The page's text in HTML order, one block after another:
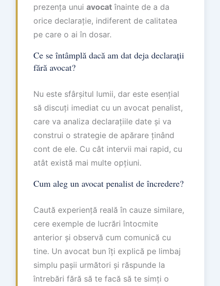
prezența unui avocat înainte de a da
orice declarație, indiferent de calitatea
pe care o ai în dosar.
Ce se întâmplă dacă am dat deja declarații
fără avocat?
Nu este sfârșitul lumii, dar este esențial
să discuți imediat cu un avocat penalist,
care va analiza declarațiile date și va
construi o strategie de apărare ținând
cont de ele. Cu cât intervii mai rapid, cu
atât există mai multe opțiuni.
Cum aleg un avocat penalist de încredere?
Caută experiență reală în cauze similare,
cere exemple de lucrări întocmite
anterior și observă cum comunică cu
tine. Un avocat bun îți explică pe limbaj
simplu pașii următori și răspunde la
întrebări fără să te facă să te simți o